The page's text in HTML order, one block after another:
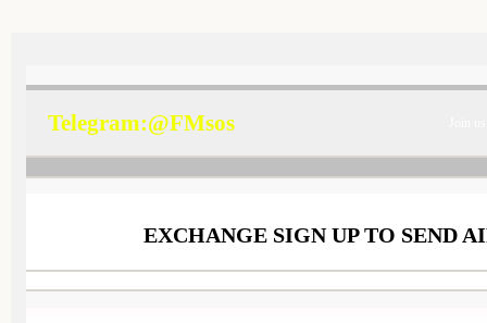
Telegram:@FMsos
EXCHANGE SIGN UP TO SEND